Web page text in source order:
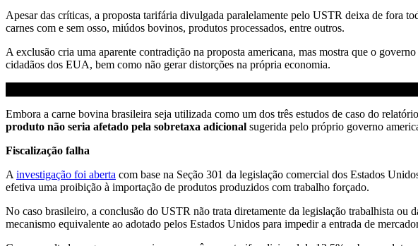
Apesar das críticas, a proposta tarifária divulgada paralelamente pelo USTR deixa de fora
carnes com e sem osso, miúdos bovinos, produtos processados, entre outros.
A exclusão cria uma aparente contradição na proposta americana, mas mostra que o
cidadãos dos EUA, bem como não gerar distorções na própria economia.
Embora a carne bovina brasileira seja utilizada como um dos três estudos de caso do
produto não seria afetado pela sobretaxa adicional sugerida pelo próprio governo
Fiscalização falha
A investigação foi aberta com base na Seção 301 da legislação comercial dos Estados
efetiva uma proibição à importação de produtos produzidos com trabalho forçado.
No caso brasileiro, a conclusão do USTR não trata diretamente da legislação trabalhista
mecanismo equivalente ao adotado pelos Estados Unidos para impedir a entrada de